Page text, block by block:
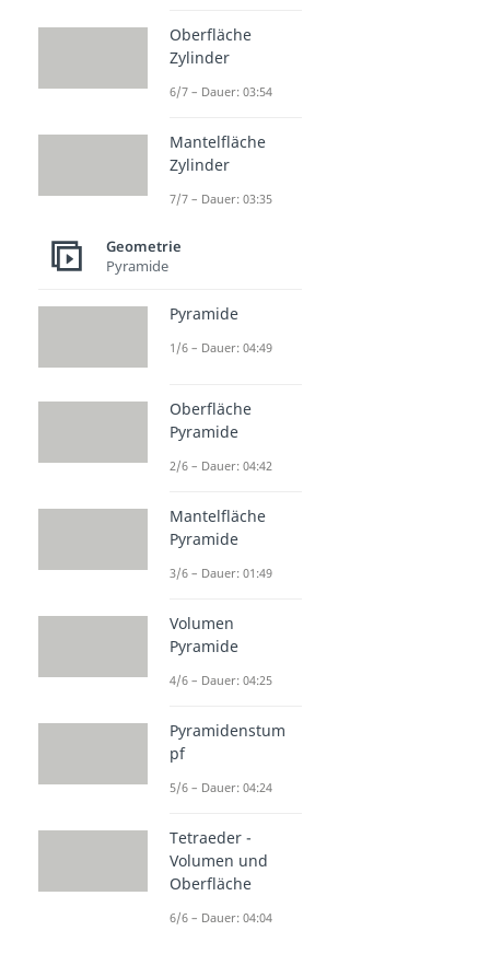
Oberfläche
Zylinder
6/7 – Dauer: 03:54
Mantelfläche
Zylinder
7/7 – Dauer: 03:35
Geometrie
Pyramide
Pyramide
1/6 – Dauer: 04:49
Oberfläche
Pyramide
2/6 – Dauer: 04:42
Mantelfläche
Pyramide
3/6 – Dauer: 01:49
Volumen
Pyramide
4/6 – Dauer: 04:25
Pyramidenstum
pf
5/6 – Dauer: 04:24
Tetraeder -
Volumen und
Oberfläche
6/6 – Dauer: 04:04